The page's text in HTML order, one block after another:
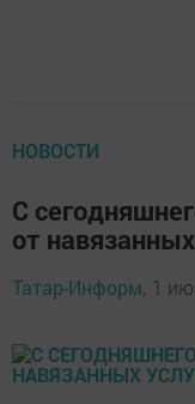
НОВОСТИ
С
от
Татар-Информ, 1